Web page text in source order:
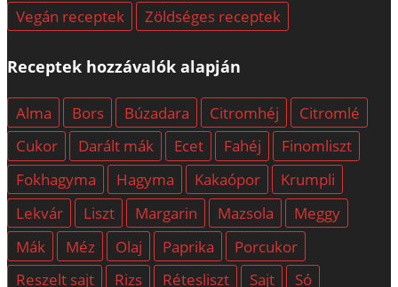
Vegán receptek
Zöldséges receptek
Receptek hozzávalók alapján
Alma Bors Búzadara Citromhéj
Citromlé
Cukor
Darált mák Ecet Fahéj
Finomliszt
Fokhagyma
Hagyma Kakaópor
Krumpli
Lekvár
Liszt Margarin Mazsola
Meggy
Mák
Méz Olaj Paprika
Porcukor
Reszelt sajt
Rizs Rétesliszt Sajt
Só